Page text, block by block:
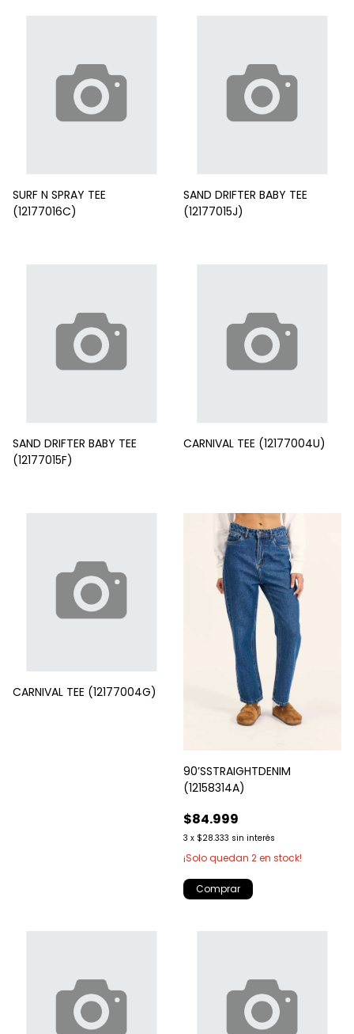
SURF N SPRAY TEE
(12177016C)
SAND DRIFTER BABY TEE
(12177015J)
SAND DRIFTER BABY TEE
(12177015F)
CARNIVAL TEE (12177004U)
CARNIVAL TEE (12177004G)
90’SSTRAIGHTDENIM
(12158314A)
$84.999
3 x $28.333 sin interés
¡Solo quedan 2en stock!
Comprar